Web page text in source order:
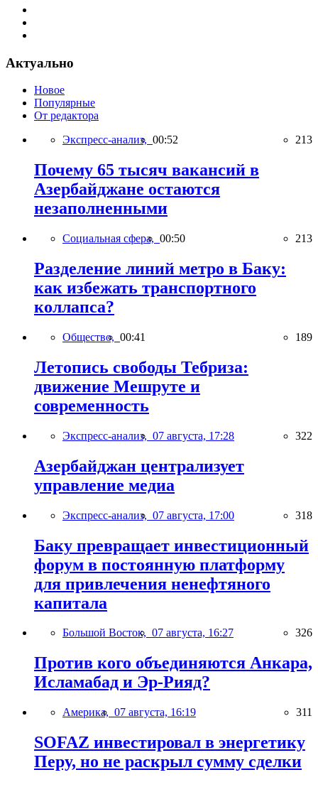
Актуально
Новое
Популярные
От редактора
Экспресс-анализ, 00:52 213
Почему 65 тысяч вакансий в
Азербайджане остаются
незаполненными
Социальная сфера, 00:50 213
Разделение линий метро в Баку:
как избежать транспортного
коллапса?
Общество, 00:41 189
Летопись свободы Тебриза:
движение Мешруте и
современность
Экспресс-анализ, 07 августа, 17:28 322
Азербайджан централизует
управление медиа
Экспресс-анализ, 07 августа, 17:00 318
Баку превращает инвестиционный
форум в постоянную платформу
для привлечения ненефтяного
капитала
Большой Восток, 07 августа, 16:27 326
Против кого объединяются Анкара,
Исламабад и Эр-Рияд?
Америка, 07 августа, 16:19 311
SOFAZ инвестировал в энергетику
Перу, но не раскрыл сумму сделки